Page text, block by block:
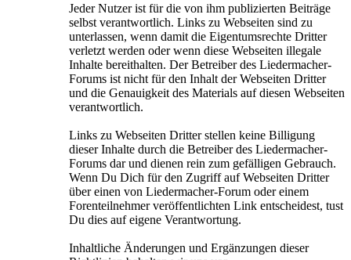
Jeder Nutzer ist für die von ihm publizierten Beiträge
selbst verantwortlich. Links zu Webseiten sind zu
unterlassen, wenn damit die Eigentumsrechte Dritter
verletzt werden oder wenn diese Webseiten illegale
Inhalte bereithalten. Der Betreiber des Liedermacher-
Forums ist nicht für den Inhalt der Webseiten Dritter
und die Genauigkeit des Materials auf diesen Webseiten
verantwortlich.
Links zu Webseiten Dritter stellen keine Billigung
dieser Inhalte durch die Betreiber des Liedermacher-
Forums dar und dienen rein zum gefälligen Gebrauch.
Wenn Du Dich für den Zugriff auf Webseiten Dritter
über einen von Liedermacher-Forum oder einem
Forenteilnehmer veröffentlichten Link entscheidest, tust
Du dies auf eigene Verantwortung.
Inhaltliche Änderungen und Ergänzungen dieser